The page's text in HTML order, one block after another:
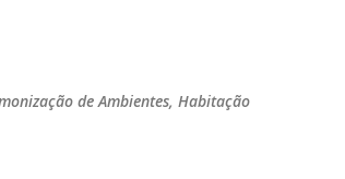
de Ambientes, Habitação